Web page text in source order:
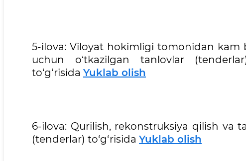
5-ilova: Viloyat hokimligi tomonidan kam
uchun o‘tkazilgan tanlovlar
to‘g‘risida Yuklab olish
6-ilova: Qurilish, rekonstruksiya qilish va
(tenderlar) to‘g‘risida Yuklab olish